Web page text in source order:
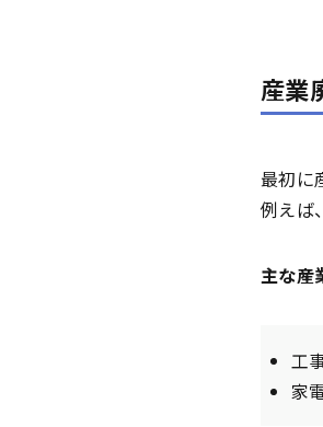
産業
最初に
例えば
主な産
工
家